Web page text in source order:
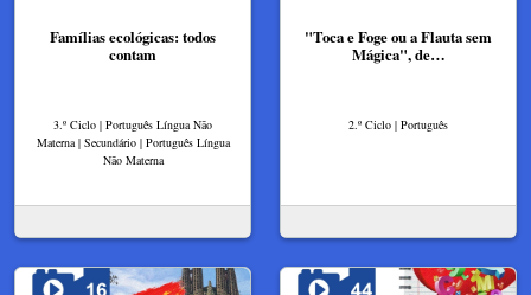
Famílias ecológicas: todos
contam
3.º Ciclo | Português Língua Não
Materna | Secundário | Português Língua
Não Materna
"Toca e Foge ou a Flauta sem
Mágica", de…
2.º Ciclo | Português